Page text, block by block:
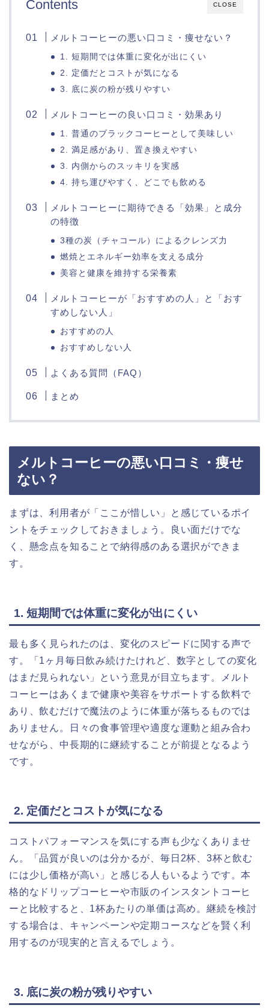
CLOSE
Contents
メルトコーヒーの悪い口コミ・痩せない？
1. 短期間では体重に変化が出にくい
2. 定価だとコストが気になる
3. 底に炭の粉が残りやすい
メルトコーヒーの良い口コミ・効果あり
1. 普通のブラックコーヒーとして美味しい
2. 満足感があり、置き換えやすい
3. 内側からのスッキリを実感
4. 持ち運びやすく、どこでも飲める
メルトコーヒーに期待できる「効果」と成分
の特徴
3種の炭（チャコール）によるクレンズ力
燃焼とエネルギー効率を支える成分
美容と健康を維持する栄養素
メルトコーヒーが「おすすめの人」と「おす
すめしない人」
おすすめの人
おすすめしない人
よくある質問（FAQ）
まとめ
メルトコーヒーの悪い口コミ・痩せ
ない？
まずは、利用者が「ここが惜しい」と感じているポイ
ントをチェックしておきましょう。良い面だけでな
く、懸念点を知ることで納得感のある選択ができま
す。
1. 短期間では体重に変化が出にくい
最も多く見られたのは、変化のスピードに関する声で
す。「1ヶ月毎日飲み続けたけれど、数字としての変化
はまだ見られない」という意見が目立ちます。メルト
コーヒーはあくまで健康や美容をサポートする飲料で
あり、飲むだけで魔法のように体重が落ちるものでは
ありません。日々の食事管理や適度な運動と組み合わ
せながら、中長期的に継続することが前提となるよう
です。
2. 定価だとコストが気になる
コストパフォーマンスを気にする声も少なくありませ
ん。「品質が良いのは分かるが、毎日2杯、3杯と飲む
には少し価格が高い」と感じる人もいるようです。本
格的なドリップコーヒーや市販のインスタントコーヒ
ーと比較すると、1杯あたりの単価は高め。継続を検討
する場合は、キャンペーンや定期コースなどを賢く利
用するのが現実的と言えるでしょう。
3. 底に炭の粉が残りやすい